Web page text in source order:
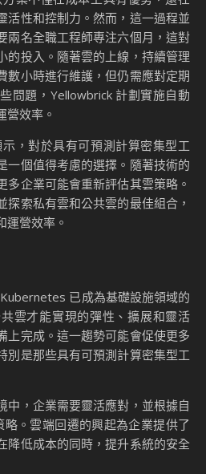
活性和控制力。然而，這一過程並
兩名全職工程師專注六個月，這對
的投入。隨著雲的上線，持續管理
數小時進行維護，但仍需應對定期
問題，Yellowbrick 計劃實施自動
營效率。
，對於具有可預測計算密集型工
一個值得考慮的選擇。隨著技術的
多企業可能會重新評估其雲策略。
探索私有雲和公共雲的最佳組合，
運營效率。
已成為基礎設施領域的
雲才能實現的彈性、擴展和靈活
上完成。這一趨勢可能會促使更多
別是那些具有可預測計算密集型工
中，企業需要靈活應對，並根據自
。雲端回遷的興起為企業提供了
降低成本的同時，提升系統的安全